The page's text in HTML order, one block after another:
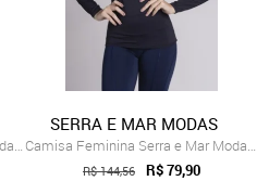
Camisa Feminina Serra e Mar Modas Térmic...
SERRA E MAR MODAS
Camisa Feminina Serra e Mar Modas Térmic...
R$ 144,56 R$ 79,90